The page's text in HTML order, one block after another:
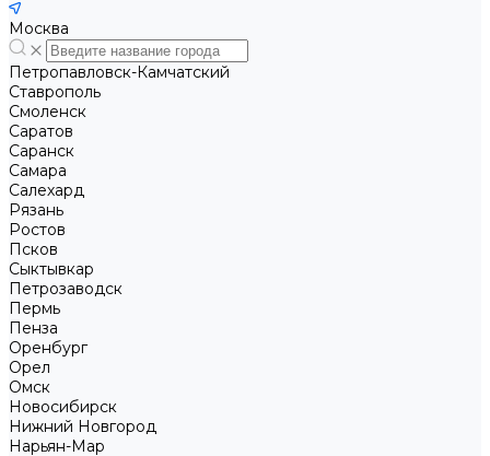
Москва
Петропавловск-Камчатский
Ставрополь
Смоленск
Саратов
Саранск
Самара
Салехард
Рязань
Ростов
Псков
Сыктывкар
Петрозаводск
Пермь
Пенза
Оренбург
Орел
Омск
Новосибирск
Нижний Новгород
Нарьян-Мар